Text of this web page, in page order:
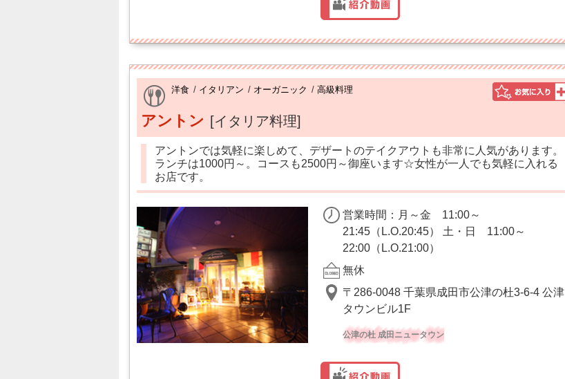
洋食 / イタリアン / オーガニック / 高級料理
アントン [イタリア料理]
アントンでは気軽に楽しめて、デザートのテイクアウトも非常に人気があります。
ランチは1000円～。コースも2500円～御座います☆女性が一人でも気軽に入れる
お店です。
営業時間：月～金 11:00～
21:45（L.O.20:45） 土・日 11:00～
22:00（L.O.21:00）
無休
〒286-0048 千葉県成田市公津の杜3-6-4 公津
タウンビル1F
公津の杜 成田ニュータウン